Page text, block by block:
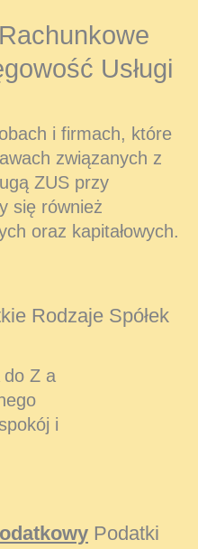
Usługi
i firmach, które
związanych z
ZUS przy
się również
oraz kapitałowych.
Rodzaje Spółek
do Z a
i
Podatki